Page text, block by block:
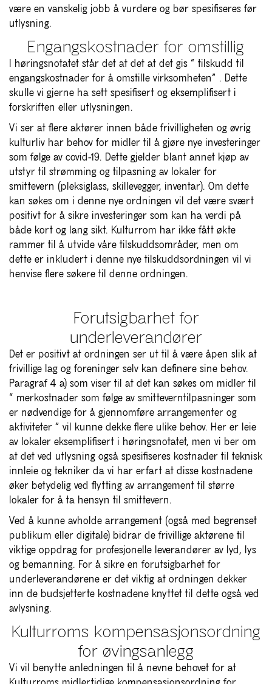
være en vanskelig jobb å vurdere og bør spesifiseres før
utlysning.
Engangskostnader for omstillig
I høringsnotatet står det at det at det gis “ tilskudd til
engangskostnader for å omstille virksomheten” . Dette
skulle vi gjerne ha sett spesifisert og eksemplifisert i
forskriften eller utlysningen.
Vi ser at flere aktører innen både frivilligheten og øvrig
kulturliv har behov for midler til å gjøre nye investeringer
som følge av covid-19. Dette gjelder blant annet kjøp av
utstyr til strømming og tilpasning av lokaler for
smittevern (pleksiglass, skillevegger, inventar). Om dette
kan søkes om i denne nye ordningen vil det være svært
positivt for å sikre investeringer som kan ha verdi på
både kort og lang sikt. Kulturrom har ikke fått økte
rammer til å utvide våre tilskuddsområder, men om
dette er inkludert i denne nye tilskuddsordningen vil vi
henvise flere søkere til denne ordningen.
Forutsigbarhet for
underleverandører
Det er positivt at ordningen ser ut til å være åpen slik at
frivillige lag og foreninger selv kan definere sine behov.
Paragraf 4 a) som viser til at det kan søkes om midler til
“ merkostnader som følge av smitteverntilpasninger som
er nødvendige for å gjennomføre arrangementer og
aktiviteter ” vil kunne dekke flere ulike behov. Her er leie
av lokaler eksemplifisert i høringsnotatet, men vi ber om
at det ved utlysning også spesifiseres kostnader til teknisk
innleie og tekniker da vi har erfart at disse kostnadene
øker betydelig ved flytting av arrangement til større
lokaler for å ta hensyn til smittevern.
Ved å kunne avholde arrangement (også med begrenset
publikum eller digitale) bidrar de frivillige aktørene til
viktige oppdrag for profesjonelle leverandører av lyd, lys
og bemanning. For å sikre en forutsigbarhet for
underleverandørene er det viktig at ordningen dekker
inn de budsjetterte kostnadene knyttet til dette også ved
avlysning.
Kulturroms kompensasjonsordning
for øvingsanlegg
Vi vil benytte anledningen til å nevne behovet for at